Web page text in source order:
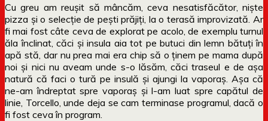
Cu greu am reușit să mâncăm, ceva nesatisfăcător, niște
pizza și o selecție de pești prăjiți, la o terasă improvizată. Ar
fi mai fost câte ceva de explorat pe acolo, de exemplu turnul
ăla înclinat, căci și insula aia tot pe butuci din lemn bătuți în
apă stă, dar nu prea mai era chip să o ținem pe mama după
noi și nici nu aveam unde s-o lăsăm, căci traseul e de așa
natură că faci o tură pe insulă și ajungi la vaporaș. Așa că
ne-am îndreptat spre vaporaș și l-am luat spre capătul de
linie, Torcello, unde deja se cam terminase programul, dacă o
fi fost ceva în program.